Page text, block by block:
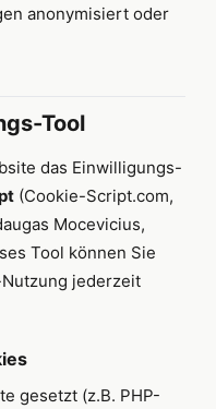
anonymisiert oder
Tool
das Einwilligungs-
(Cookie-Script.com,
Mocevicius,
Tool können Sie
jederzeit
gesetzt (z.B. PHP-